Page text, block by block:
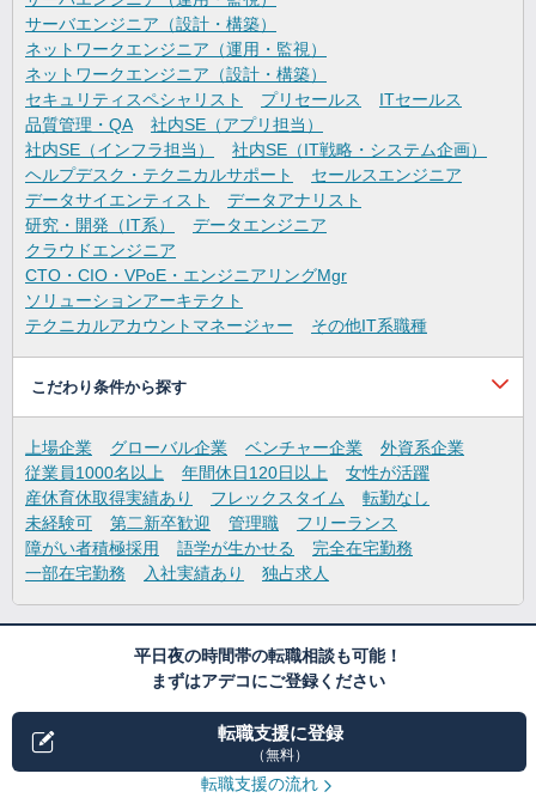
サーバエンジニア（設計・構築）
ネットワークエンジニア（運用・監視）
ネットワークエンジニア（設計・構築）
セキュリティスペシャリスト
プリセールス
ITセールス
品質管理・QA
社内SE（アプリ担当）
社内SE（インフラ担当）
社内SE（IT戦略・システム企画）
ヘルプデスク・テクニカルサポート
セールスエンジニア
データサイエンティスト
データアナリスト
研究・開発（IT系）
データエンジニア
クラウドエンジニア
CTO・CIO・VPoE・エンジニアリングMgr
ソリューションアーキテクト
テクニカルアカウントマネージャー
その他IT系職種
こだわり条件から探す
上場企業 グローバル企業 ベンチャー企業
外資系企業
従業員1000名以上
年間休日120日以上
女性が活躍
産休育休取得実績あり
フレックスタイム
転勤なし
未経験可
第二新卒歓迎 管理職
フリーランス
障がい者積極採用
語学が生かせる
完全在宅勤務
一部在宅勤務
入社実績あり 独占求人
平日夜の時間帯の転職相談も可能！
まずはアデコにご登録ください
転職支援に登録
（無料）
転職支援の流れ